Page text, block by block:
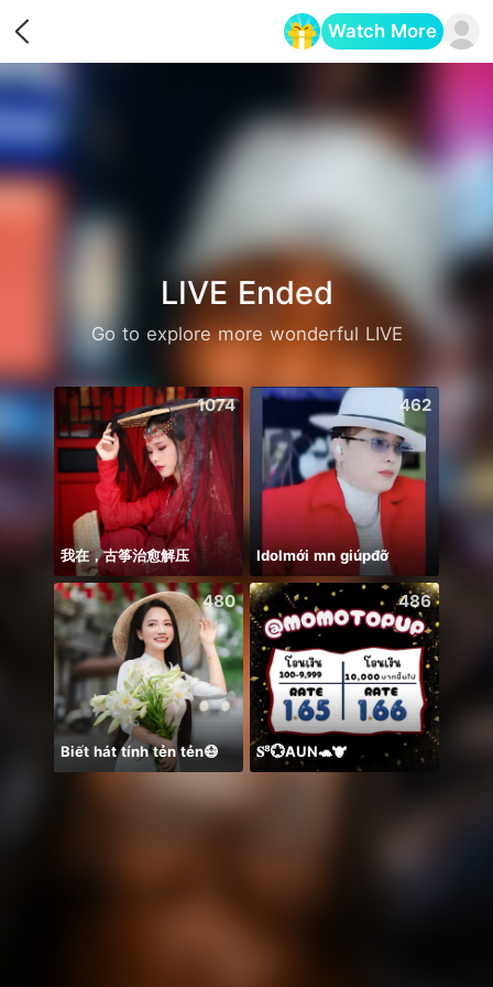
Watch More
LIVE Ended
Go to explore more wonderful LIVE
1074
我在，古筝治愈解压
462
Idolmới mn giúpđỡ
480
Biết hát tính tẻn tẻn😷
486
𝐒⁸💮AUN🐢🐮
Opens in a new tab